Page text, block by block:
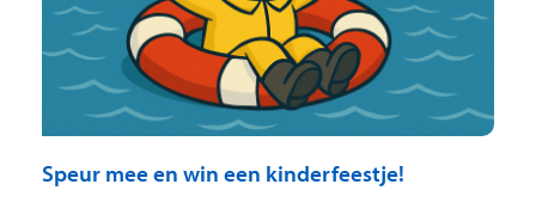
Speur mee en win een kinderfeestje!